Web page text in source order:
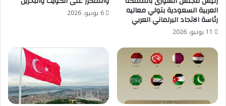
العربية السعودية بتولي معاليه
رئاسة الاتحاد البرلماني العربي
11 يونيو، 2026
6 يونيو، 2026